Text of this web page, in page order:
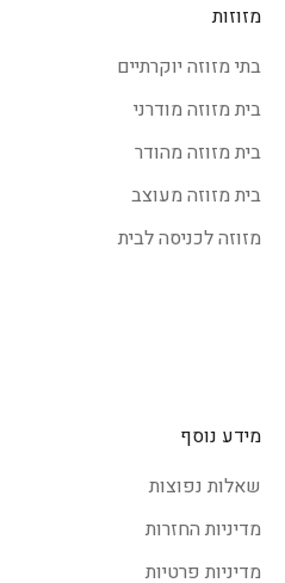
מזוזות
בתי מזוזה יוקרתיים
בית מזוזה מודרני
בית מזוזה מהודר
בית מזוזה מעוצב
מזוזה לכניסה לבית
מידע נוסף
שאלות נפוצות
מדיניות החזרות
מדיניות פרטיות